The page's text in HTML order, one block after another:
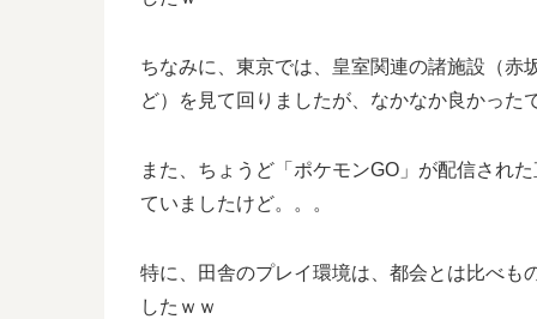
ちなみに、東京では、皇室関連の諸施設（赤
ど）を見て回りましたが、なかなか良かった
また、ちょうど「ポケモンGO」が配信され
ていましたけど。。。
特に、田舎のプレイ環境は、都会とは比べも
したｗｗ